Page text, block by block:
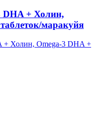
DHA + Холин,
маракуйя